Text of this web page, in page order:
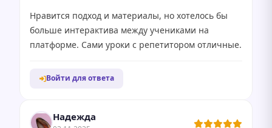
Нравится подход и материалы, но хотелось бы
больше интерактива между учениками на
платформе. Сами уроки с репетитором отличные.
Войти для ответа
Надежда